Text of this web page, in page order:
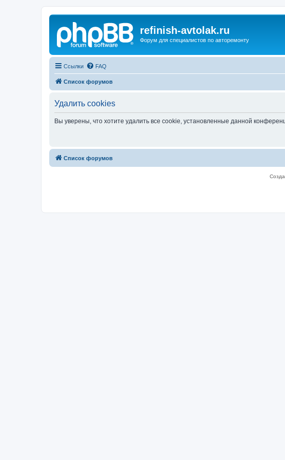
refinish-avtolak.ru
Форум для специалистов по авторемонту
Ссылки FAQ
Список форумов
Удалить cookies
Вы уверены, что хотите удалить все cookie, установленные данной
Список форумов